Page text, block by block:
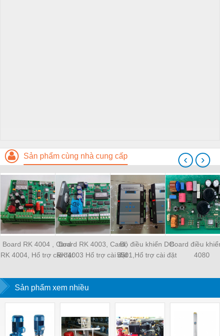
Sản phẩm cùng nhà cung cấp
Board RK 4004 , Card
RK 4004, Hổ trợ cài đặt
Board RK 4003, Card
RK 4003 Hổ trợ cài đặt
Bộ điều khiển DC
5501,Hổ trợ cài đặt
Board điều
4080
‹ ›
Sản phẩm xem nhiều